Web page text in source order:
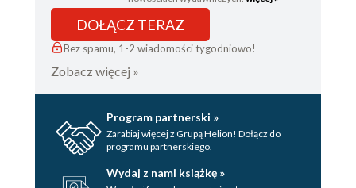
DOŁĄCZ TERAZ
Bez spamu, 1-2 wiadomości tygodniowo!
Zobacz więcej »
Program partnerski »
Zarabiaj więcej z Grupą Helion! Dołącz do
programu partnerskiego.
Wydaj z nami książkę »